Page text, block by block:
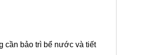
cần bảo trì bể nước và tiết